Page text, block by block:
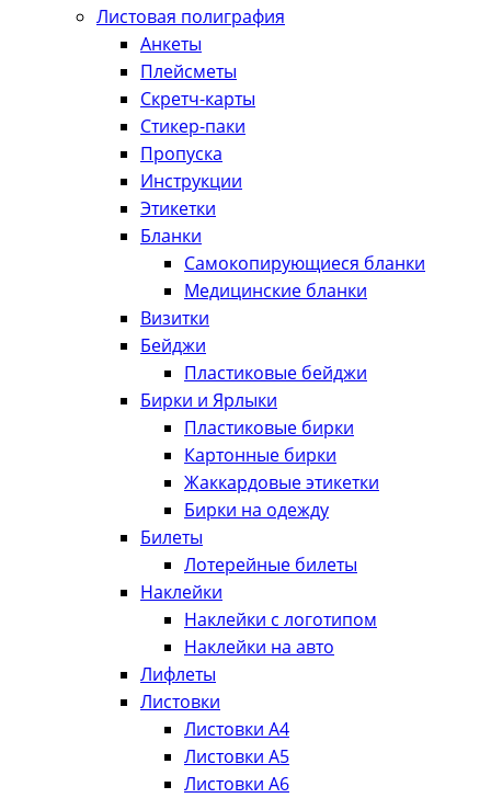
Листовая полиграфия
Анкеты
Плейсметы
Скретч-карты
Стикер-паки
Пропуска
Инструкции
Этикетки
Бланки
Самокопирующиеся бланки
Медицинские бланки
Визитки
Бейджи
Пластиковые бейджи
Бирки и Ярлыки
Пластиковые бирки
Картонные бирки
Жаккардовые этикетки
Бирки на одежду
Билеты
Лотерейные билеты
Наклейки
Наклейки с логотипом
Наклейки на авто
Лифлеты
Листовки
Листовки А4
Листовки А5
Листовки А6